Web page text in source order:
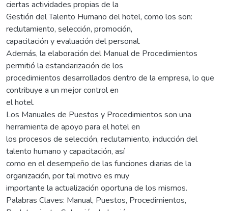
ciertas actividades propias de la
Gestión del Talento Humano del hotel, como los son:
reclutamiento, selección, promoción,
capacitación y evaluación del personal.
Además, la elaboración del Manual de Procedimientos
permitió la estandarización de los
procedimientos desarrollados dentro de la empresa, lo que
contribuye a un mejor control en
el hotel.
Los Manuales de Puestos y Procedimientos son una
herramienta de apoyo para el hotel en
los procesos de selección, reclutamiento, inducción del
talento humano y capacitación, así
como en el desempeño de las funciones diarias de la
organización, por tal motivo es muy
importante la actualización oportuna de los mismos.
Palabras Claves: Manual, Puestos, Procedimientos,